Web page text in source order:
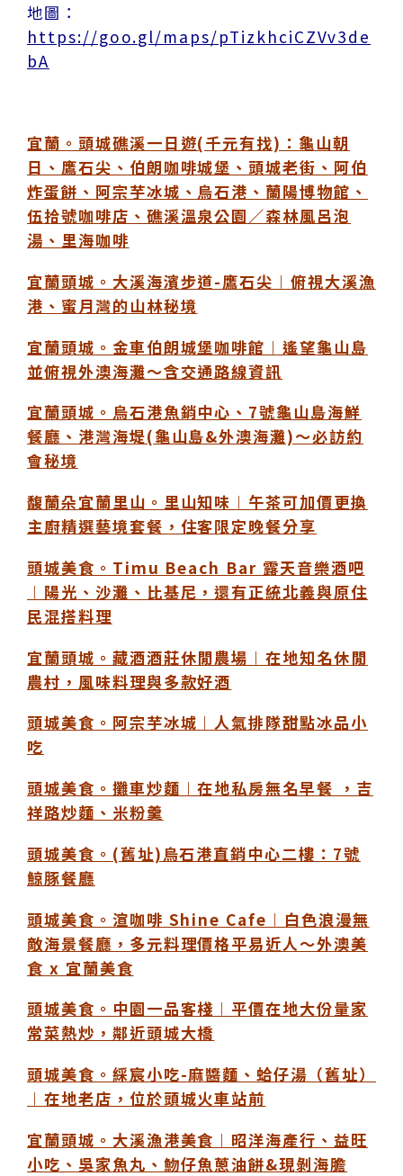
地圖：
https://goo.gl/maps/pTizkhciCZVv3de
bA
宜蘭。頭城礁溪一日遊(千元有找)：龜山朝
日、鷹石尖、伯朗咖啡城堡、頭城老街、阿伯
炸蛋餅、阿宗芋冰城、烏石港、蘭陽博物館、
伍拾號咖啡店、礁溪溫泉公園／森林風呂泡
湯、里海咖啡
宜蘭頭城。大溪海濱步道-鷹石尖︱俯視大溪漁
港、蜜月灣的山林秘境
宜蘭頭城。金車伯朗城堡咖啡館︱遙望龜山島
並俯視外澳海灘～含交通路線資訊
宜蘭頭城。烏石港魚銷中心、7號龜山島海鮮
餐廳、港灣海堤(龜山島&外澳海灘)～必訪約
會秘境
馥蘭朵宜蘭里山。里山知味︱午茶可加價更換
主廚精選藝境套餐，住客限定晚餐分享
頭城美食。Timu Beach Bar 露天音樂酒吧
︱陽光、沙灘、比基尼，還有正統北義與原住
民混搭料理
宜蘭頭城。藏酒酒莊休閒農場︱在地知名休閒
農村，風味料理與多款好酒
頭城美食。阿宗芋冰城︱人氣排隊甜點冰品小
吃
頭城美食。攤車炒麵︱在地私房無名早餐 ，吉
祥路炒麵、米粉羹
頭城美食。(舊址)烏石港直銷中心二樓：7號
鯨豚餐廳
頭城美食。渲咖啡 Shine Cafe︱白色浪漫無
敵海景餐廳，多元料理價格平易近人～外澳美
食 x 宜蘭美食
頭城美食。中園一品客棧︱平價在地大份量家
常菜熱炒，鄰近頭城大橋
頭城美食。綵宸小吃-麻醬麵、蛤仔湯（舊址）
︱在地老店，位於頭城火車站前
宜蘭頭城。大溪漁港美食︱昭洋海產行、益旺
小吃、吳家魚丸、魩仔魚蔥油餅&現剝海膽